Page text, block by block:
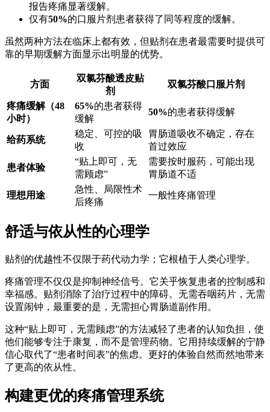
报告疼痛显著缓解。
仅有50%的口服片剂患者获得了同等程度的缓解。
虽然两种方法在临床上都有效，但贴剂在患者最需要时提供可
靠的早期缓解方面显示出明显的优势。
方面
双氯芬酸透皮贴
剂
双氯芬酸口服片剂
疼痛缓解（48
小时）
65%的患者获得
缓解
50%的患者获得缓解
给药系统
稳定、可控的吸
收
胃肠道吸收不确定，存在
首过效应
患者体验
“贴上即可，无
需顾虑”
需要按时服药，可能出现
胃肠道不适
理想用途
急性、局限性术
后疼痛
一般性疼痛管理
舒适与依从性的心理学
贴剂的优越性不仅限于药代动力学；它根植于人类心理学。
疼痛管理不仅仅是抑制神经信号。它关乎恢复患者的控制感和
幸福感。贴剂消除了治疗过程中的障碍。无需吞咽药片，无需
设置闹钟，最重要的是，无需担心胃肠道副作用。
这种“贴上即可，无需顾虑”的方法减轻了患者的认知负担，使
他们能够专注于康复，而不是管理药物。它用持续缓解的宁静
信心取代了“患者时间表”的焦虑。更好的体验自然而然地带来
了更高的依从性。
构建更优的疼痛管理系统